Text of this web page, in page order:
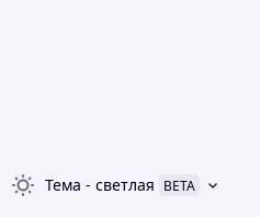
Тема - светлая BETA